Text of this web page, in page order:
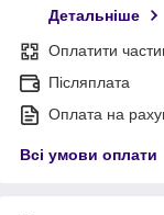
Детальніше
Оплатити
Післяплата
Оплата на
Всі умови оплати